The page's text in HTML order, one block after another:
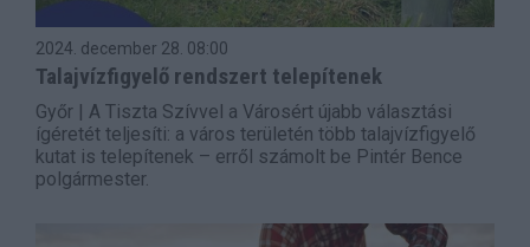
2024. december 28. 08:00
Talajvízfigyelő rendszert telepítenek
Győr | A Tiszta Szívvel a Városért újabb választási
ígéretét teljesíti: a város területén több talajvízfigyelő
kutat is telepítenek – erről számolt be Pintér Bence
polgármester.